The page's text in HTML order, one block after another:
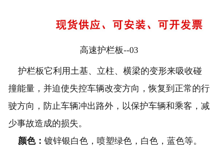
高速护栏板--03
护栏板它利用土基、立柱、横梁的变形来吸收碰
撞能量，并迫使失控车辆改变方向，恢复到正常的行
驶方向，防止车辆冲出路外，以保护车辆和乘客，减
少事故造成的损失。
颜色： 镀锌银白色，喷塑绿色，白色，蓝色等。